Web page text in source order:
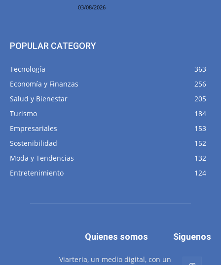
03/08/2026
POPULAR CATEGORY
Tecnología
363
Economía y Finanzas
256
Salud y Bienestar
205
Turismo
184
Empresariales
153
Sostenibilidad
152
Moda y Tendencias
132
Entretenimiento
124
Quienes somos
Viarteria, un medio digital, con un
Siguenos